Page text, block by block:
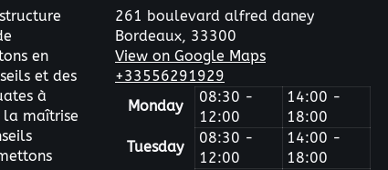
en
et des
à
la maîtrise
261 boulevard alfred daney
Bordeaux, 33300
View on Google Maps
+33556291929
Monday
08:30 -
12:00
14:00 -
18:00
Tuesday
08:30 -
12:00
14:00 -
18:00